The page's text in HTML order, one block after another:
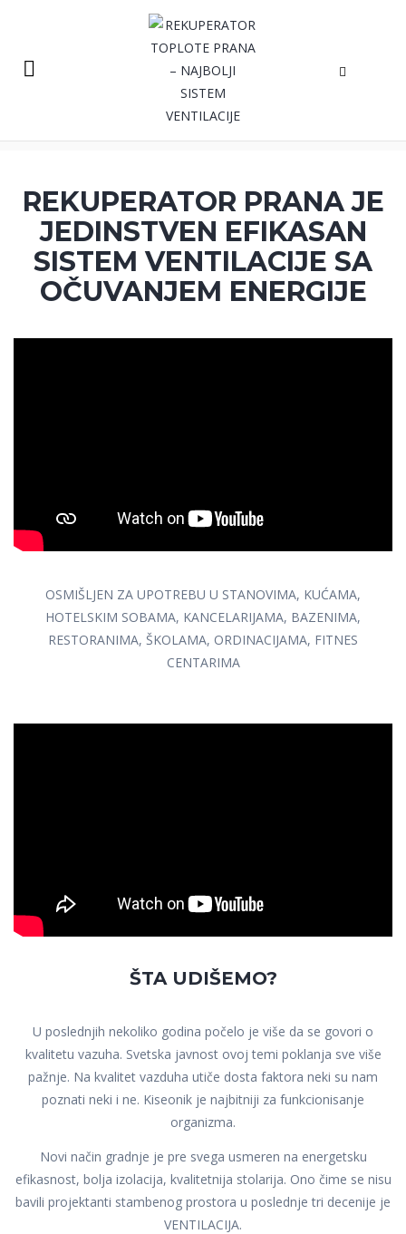
REKUPERATOR PRANA JE
JEDINSTVEN EFIKASAN
SISTEM VENTILACIJE SA
OČUVANJEM ENERGIJE
OSMIŠLJEN ZA UPOTREBU U STANOVIMA, KUĆAMA,
HOTELSKIM SOBAMА, KANCELARIJAMA, BAZENIMA,
RESTORANIMA, ŠKOLAMA, ORDINACIJAMA, FITNES
CENTARIMA
ŠTA UDIŠEMO?
U poslednjih nekoliko godina počelo je više da se govori o
kvalitetu vazuha. Svetska javnost ovoj temi poklanja sve više
pažnje. Na kvalitet vazduha utiče dosta faktora neki su nam
poznati neki i ne. Kiseonik je najbitniji za funkcionisanje
organizma.
Novi način gradnje je pre svega usmeren na energetsku
efikasnost, bolja izolacija, kvalitetnija stolarija. Ono čime se nisu
bavili projektanti stambenog prostora u poslednje tri decenije je
VENTILACIJA.